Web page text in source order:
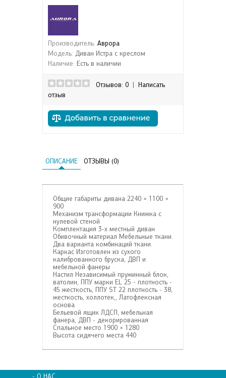
Производитель: Аврора
Модель: Диван Истра с креслом
Наличие: Есть в наличии
Отзывов: 0
Написать
отзыв
ОПИСАНИЕ ОТЗЫВЫ (0)
Общие габариты дивана 2240 × 1100 ×
900
Механизм трансформации Книжка с
нулевой стеной
Комплектация 3-х местный диван
Обивочный материал Мебельные ткани.
Два варианта комбинаций ткани.
Каркас Изготовлен из сухого
калиброванного бруска, ДВП и
мебельной фанеры
Настил Независимый пружинный блок,
ватолин, ППУ марки EL 25 - плотность -
45 жесткость, ППУ ST 22 плотность - 38,
жесткость, холлотек,, Латофлексная
основа
Бельевой ящик ЛДСП, мебельная
фанера, ДВП - декорированная
Спальное место 1900 × 1280
Высота сидячего места 440
- О НАС